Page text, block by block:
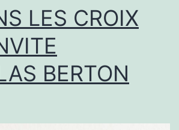
LES CROIX
BERTON